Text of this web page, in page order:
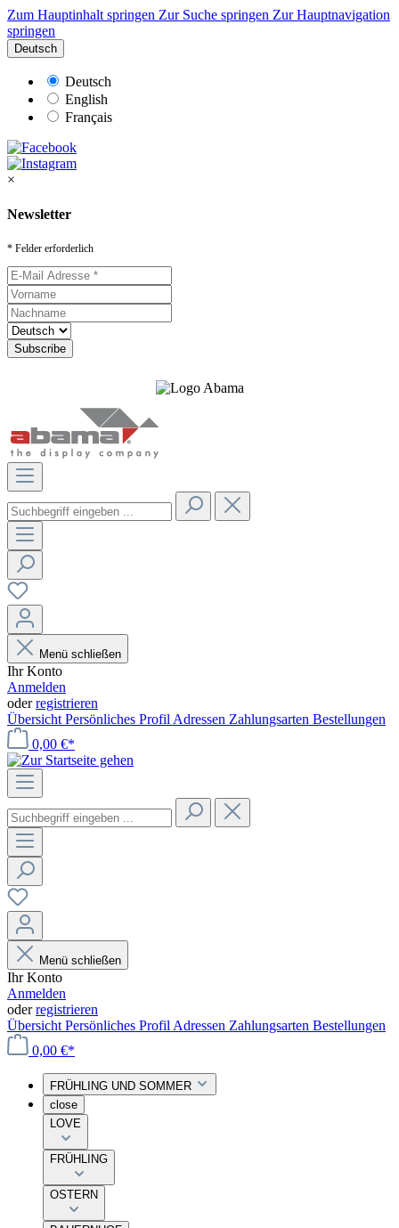
Zum Hauptinhalt springen Zur Suche springen Zur Hauptnavigation
springen
Deutsch
Deutsch
English
Français
×
Newsletter
* Felder erforderlich
Menü schließen
Ihr Konto
Anmelden
oderregistrieren
Übersicht Persönliches Profil Adressen Zahlungsarten Bestellungen
0,00 €*
Menü schließen
Ihr Konto
Anmelden
oderregistrieren
Übersicht Persönliches Profil Adressen Zahlungsarten Bestellungen
0,00 €*
FRÜHLING UND SOMMER
close
LOVE
FRÜHLING
OSTERN